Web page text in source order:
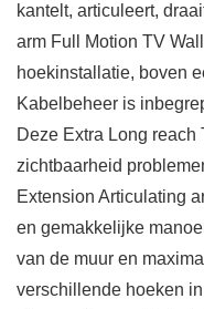
kantelt, articuleert,
arm Full Motion TV
hoekinstallatie, boven
Kabelbeheer is
Deze Extra Long reach
zichtbaarheid
Extension Articulating
en gemakkelijke
van de muur en
verschillende hoeken